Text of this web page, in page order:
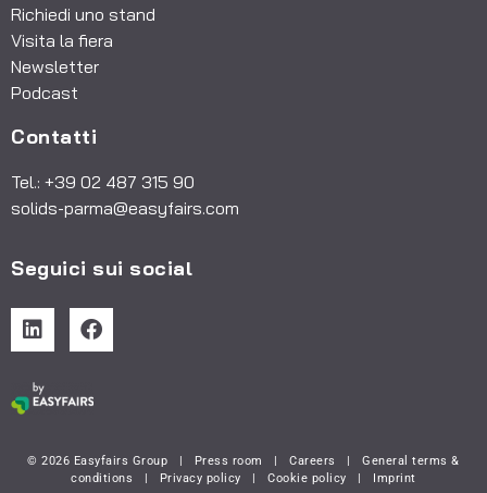
Richiedi uno stand
Visita la fiera
Newsletter
Podcast
Contatti
Tel.: +39 02 487 315 90
solids-parma@easyfairs.com
Seguici sui social
© 2026 Easyfairs Group | Press room |Careers |General terms &
conditions | Privacy policy |Cookie policy | Imprint